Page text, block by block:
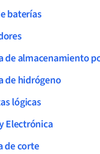
baterías
de almacenamiento
de hidrógeno
lógicas
Electrónica
de corte